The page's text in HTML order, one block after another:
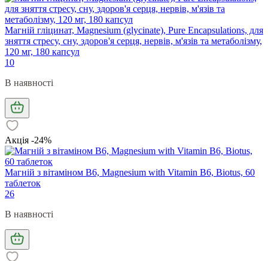
Магній гліцинат, Magnesium (glycinate), Pure Encapsulations, для
зняття стресу, сну, здоров'я серця, нервів, м'язів та метаболізму,
120 мг, 180 капсул
10
В наявності
Акція -24%
Магній з вітаміном В6, Magnesium with Vitamin B6, Biotus, 60
таблеток
26
В наявності